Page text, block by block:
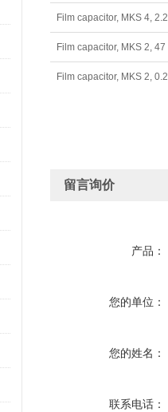
Film capacitor, MKS 4,
Film capacitor, MKS 2,
Film capacitor, MKS 2,
留言询价
产品：
您的单位：
您的姓名：
联系电话：